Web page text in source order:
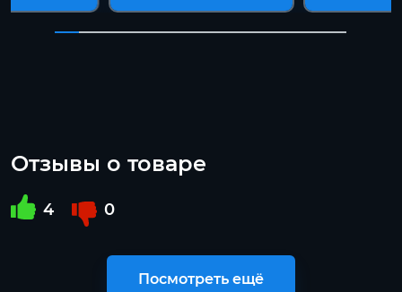
Отзывы о товаре
4 0
Посмотреть ещё